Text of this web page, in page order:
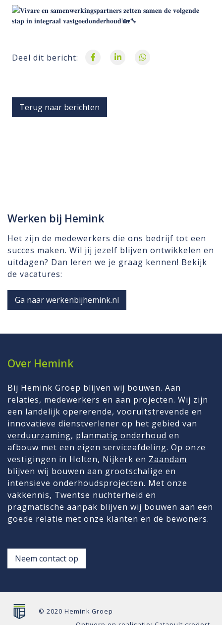
Deel dit bericht:
Terug naar berichten
Werken bij Hemink
Het zijn de medewerkers die ons bedrijf tot een
succes maken. Wil jij jezelf blijven ontwikkelen en
uitdagen? Dan leren we je graag kennen! Bekijk
de vacatures:
Ga naar werkenbijhemink.nl
Over Hemink
Bij Hemink Groep blijven wij bouwen. Aan
relaties, medewerkers en aan projecten. Wij zijn
een landelijk opererende, vooruitstrevende en
innovatieve dienstverlener op het gebied van
verduurzaming, planmatig onderhoud en
afbouw met een eigen serviceafdeling. Op onze
vestigingen in Holten, Nijkerk en Zaandam
blijven wij bouwen aan grootschalige en
intensieve onderhoudsprojecten. Met onze
vakkennis, Twentse nuchterheid en
pragmatische aanpak blijven wij bouwen aan een
goede relatie met onze klanten en de bewoners.
Neem contact op
© 2020 Hemink Groep